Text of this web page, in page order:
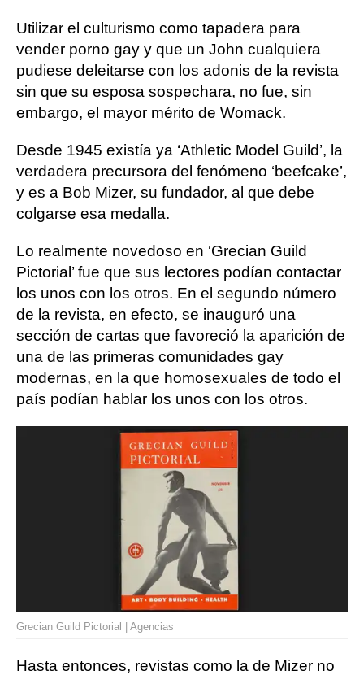
Utilizar el culturismo como tapadera para
vender porno gay y que un John cualquiera
pudiese deleitarse con los adonis de la revista
sin que su esposa sospechara, no fue, sin
embargo, el mayor mérito de Womack.
Desde 1945 existía ya ‘Athletic Model Guild’, la
verdadera precursora del fenómeno ‘beefcake’,
y es a Bob Mizer, su fundador, al que debe
colgarse esa medalla.
Lo realmente novedoso en ‘Grecian Guild
Pictorial’ fue que sus lectores podían contactar
los unos con los otros. En el segundo número
de la revista, en efecto, se inauguró una
sección de cartas que favoreció la aparición de
una de las primeras comunidades gay
modernas, en la que homosexuales de todo el
país podían hablar los unos con los otros.
Grecian Guild Pictorial | Agencias
Hasta entonces, revistas como la de Mizer no